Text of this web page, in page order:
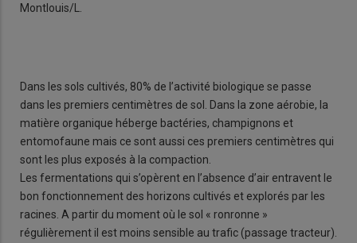
Montlouis/L.
Dans les sols cultivés, 80% de l’activité biologique se passe
dans les premiers centimètres de sol. Dans la zone aérobie, la
matière organique héberge bactéries, champignons et
entomofaune mais ce sont aussi ces premiers centimètres qui
sont les plus exposés à la compaction.
Les fermentations qui s’opèrent en l’absence d’air entravent le
bon fonctionnement des horizons cultivés et explorés par les
racines. A partir du moment où le sol « ronronne »
régulièrement il est moins sensible au trafic (passage tracteur).